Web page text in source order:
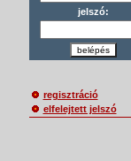
jelszó:
belépés
regisztráció
elfelejtett jelszó